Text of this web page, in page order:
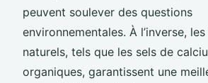
peuvent soulever des questions
environnementales. À l’inverse,
naturels, tels que les sels de
organiques, garantissent une